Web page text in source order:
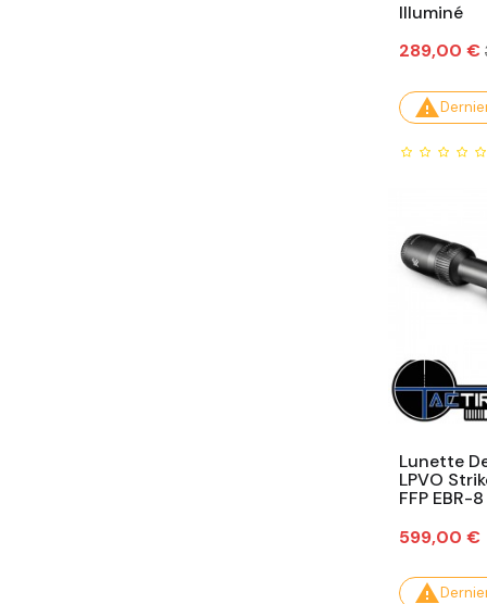
Illuminé
Prix
289,00 €

Lunette
LPVO
FFP EBR-8
Prix
599,00 €
